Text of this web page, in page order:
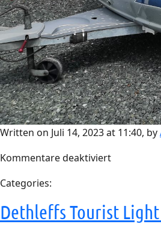
Written on Juli 14, 2023 at 11:40, by
Kommentare deaktiviertfür
560
TG
Categories:
Dethleffs Tourist Light